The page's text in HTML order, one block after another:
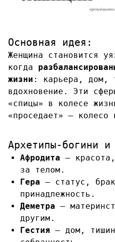
Основная идея:
Женщина становится
когда
жизни : карьера, дом,
вдохновение. Эти
«спицы» в колесе
«проседает» — колесо
Архетипы-богини и
Афродита —
за телом.
Гера — статус,
принадлежность.
Деметра —
другим.
Гестия — дом,